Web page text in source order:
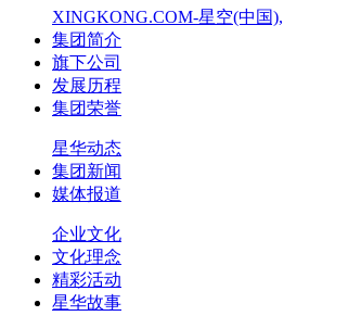
XINGKONG.COM-星空(中国),
集团简介
旗下公司
发展历程
集团荣誉
星华动态
集团新闻
媒体报道
企业文化
文化理念
精彩活动
星华故事